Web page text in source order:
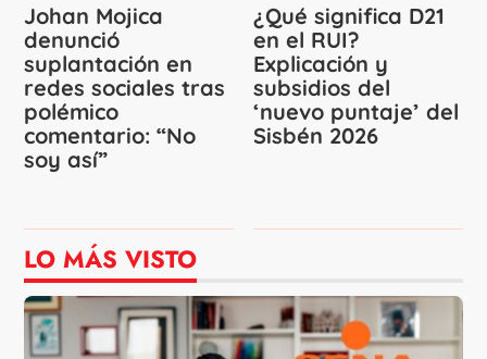
Johan Mojica
denunció
suplantación en
redes sociales tras
polémico
comentario: “No
soy así”
¿Qué significa D21
en el RUI?
Explicación y
subsidios del
‘nuevo puntaje’ del
Sisbén 2026
LO MÁS VISTO